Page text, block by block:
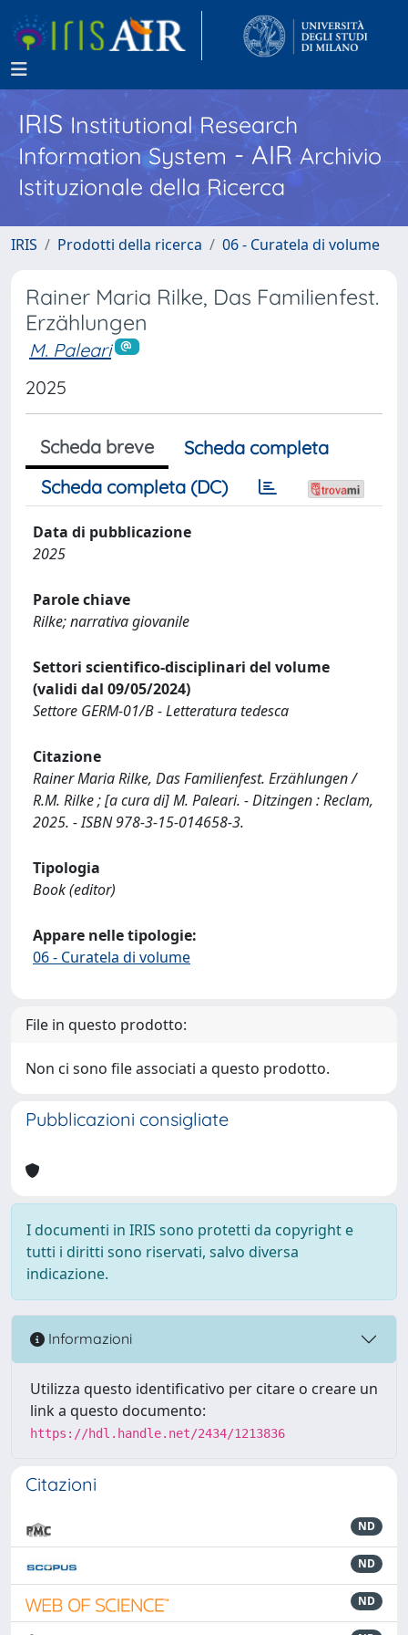
IRISInstitutional Research
Information System - AIR Archivio
Istituzionale della Ricerca
IRIS Prodotti della ricerca 06 - Curatela di volume
Rainer Maria Rilke, Das Familienfest.
Erzählungen
M. Paleari
2025
Scheda breve
Scheda completa
Scheda completa (DC)
Data di pubblicazione
2025
Parole chiave
Rilke; narrativa giovanile
Settori scientifico-disciplinari del volume
(validi dal 09/05/2024)
Settore GERM-01/B - Letteratura tedesca
Citazione
Rainer Maria Rilke, Das Familienfest. Erzählungen /
R.M. Rilke ; [a cura di] M. Paleari. - Ditzingen : Reclam,
2025. - ISBN 978-3-15-014658-3.
Tipologia
Book (editor)
Appare nelle tipologie:
06 - Curatela di volume
File in questo prodotto:
Non ci sono file associati a questo prodotto.
Pubblicazioni consigliate
I documenti in IRIS sono protetti da copyright e
tutti i diritti sono riservati, salvo diversa
indicazione.
Informazioni
Utilizza questo identificativo per citare o creare un
link a questo documento:
https://hdl.handle.net/2434/1213836
Citazioni
ND
ND
ND